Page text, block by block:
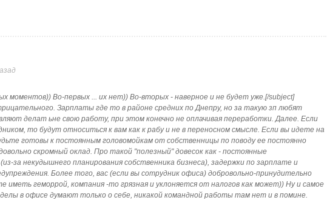
моментов)) Во-первых ... их нет)) Во-вторых - наверное и не будет уже.[/subject]
Зарплаты где то в районе средних по Днепру, но за такую зп любят
делат ьне свою работу, при этом конечно не оплачивая переработки. Далее. Если
то будут относиться к вам как к рабу и не в переносном смысле. Если вы идете на
готовы к постоянным головомойкам от собственницы по поводу ее постоянно
скромный оклад. Про такой "полезный" довесок как - постоянные
за некудышнего планирования собственника бизнеса), задержки по зарплате и
Более того, вас (если вы сотрудник офиса) добровольно-принудительно
геморрой, компания -то грязная и уклоняется от налогов как может)) Ну и самое
в офисе думают только о себе, никакой командной работы там нет и в помине.